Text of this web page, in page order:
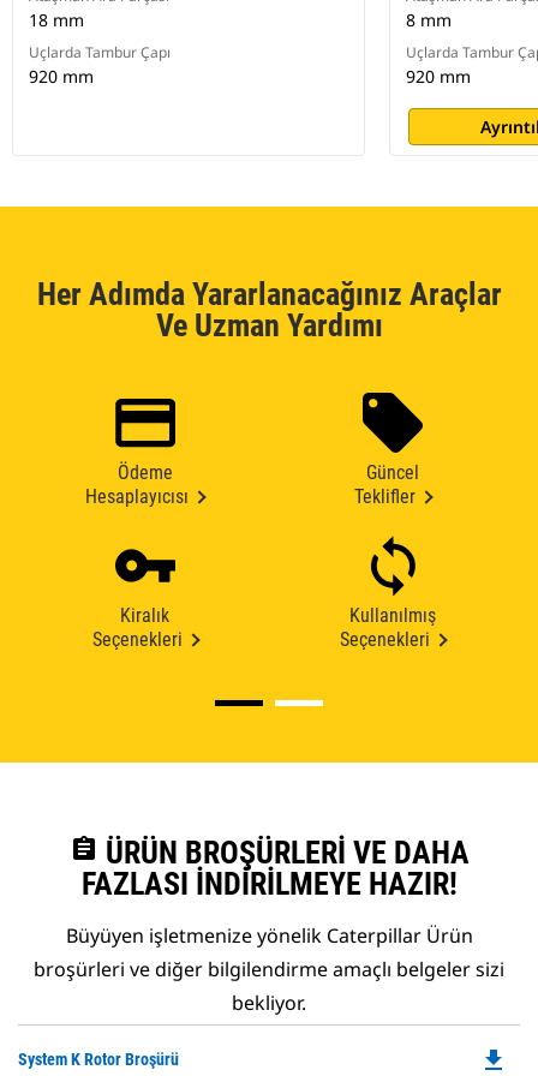
18 mm
Uçlarda Tambur Çapı
920 mm
8 mm
Uçlarda Tambur
920 mm
Her Adımda Yararlanacağınız Araçlar
Ve Uzman Yardımı
Ödeme
Hesaplayıcısı
Güncel
Teklifler
Kiralık
Seçenekleri
Kullanılmış
Seçenekleri
assignment ÜRÜN BROŞÜRLERI VE DAHA
FAZLASI İNDIRILMEYE HAZIR!
Büyüyen işletmenize yönelik Caterpillar Ürün
broşürleri ve diğer bilgilendirme amaçlı belgeler sizi
bekliyor.
System K Rotor Broşürü file_download